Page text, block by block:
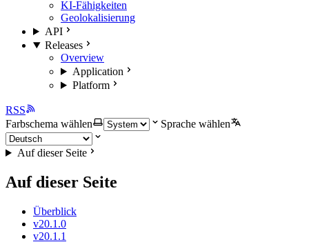
KI-Fähigkeiten
Geolokalisierung
API
Releases
Overview
Application
Platform
RSS
Farbschema wählen
Sprache wählen
Auf dieser Seite
Auf dieser Seite
Überblick
v20.1.0
v20.1.1